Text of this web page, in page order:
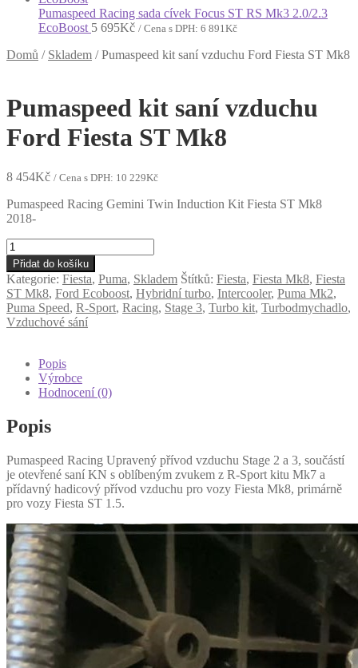
Pumaspeed Racing sada cívek Focus ST RS Mk3 2.0/2.3
EcoBoost 5 695Kč / Cena s DPH: 6 891Kč
Domů / Skladem /Pumaspeed kit saní vzduchu Ford Fiesta ST Mk8
Pumaspeed kit saní vzduchu
Ford Fiesta ST Mk8
8 454Kč / Cena s DPH: 10 229Kč
Pumaspeed Racing Gemini Twin Induction Kit Fiesta ST Mk8
2018-
Pumaspeed
kit
saní
vzduchu
Ford
Fiesta
ST
množství
Přidat do košíku
Kategorie: Fiesta, Puma, Skladem Štítků: Fiesta, Fiesta Mk8, Fiesta
ST Mk8, Ford Ecoboost, Hybridní turbo, Intercooler, Puma Mk2,
Puma Speed, R-Sport, Racing, Stage 3, Turbo kit, Turbodmychadlo,
Vzduchové sání
Popis
Výrobce
Hodnocení (0)
Popis
Pumaspeed Racing Upravený přívod vzduchu Stage 2 a 3, součástí
je otevřené saní KN s oblíbeným zvukem z R-Sport kitu Mk7 a
přídavný hadicový přívod vzduchu pro vozy Fiesta Mk8, primárně
pro vozy Fiesta ST 1.5.